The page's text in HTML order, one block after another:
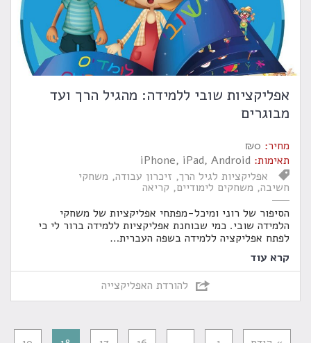
אפליקציות שובי ללמידה: מהגיל הרך ועד
מבוגרים
מחיר: ₪0
תאימות: iPhone, iPad, Android
אפליקציות לגיל הרך זיכרון עבודה משחקי
חשיבה משחקים לימודיים קריאה
הסיפור של רוני ומיכל-מפתחי אפליקציות של משחקי
הלמידה שובי. כמי שבוחנת אפליקציות ללמידה ברור לי כי
לפתח אפליקציה ללמידה בשפה העברית…
קרא עוד
להורדת האפליקצייה